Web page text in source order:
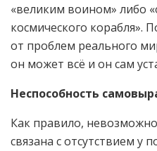
«великим воином» либо
космического корабля».
от проблем реального
он может всё и он сам
Неспособность
Как правило,
связана с отсутствием у